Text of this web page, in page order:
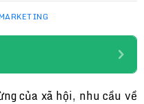
của xã hội, nhu cầu về